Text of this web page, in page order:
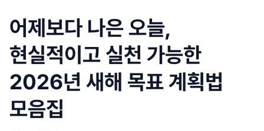
어제보다 나은 오늘,
현실적이고 실천 가능한
2026년 새해 목표 계획법
모음집